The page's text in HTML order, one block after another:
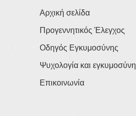
Αρχική σελίδα
Προγεννητικός Έλεγχος
Οδηγός Εγκυμοσύνης
Ψυχολογία και εγκυμοσύνη
Επικοινωνία